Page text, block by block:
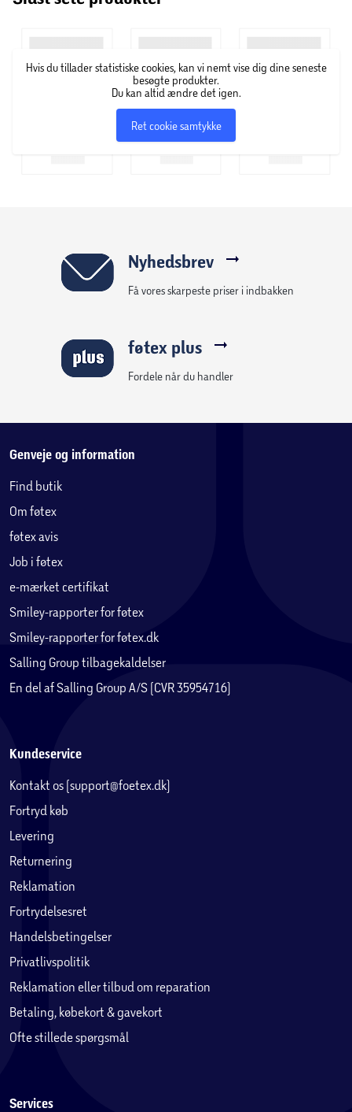
Hvis du tillader statistiske cookies, kan vi nemt vise dig dine seneste
besøgte produkter.
Du kan altid ændre det igen.
Ret cookie samtykke
Nyhedsbrev
Få vores skarpeste priser i indbakken
føtex plus
Fordele når du handler
Genveje og information
Find butik
Om føtex
føtex avis
Job i føtex
e-mærket certifikat
Smiley-rapporter for føtex
Smiley-rapporter for føtex.dk
Salling Group tilbagekaldelser
En del af Salling Group A/S (CVR 35954716)
Kundeservice
Kontakt os (support@foetex.dk)
Fortryd køb
Levering
Returnering
Reklamation
Fortrydelsesret
Handelsbetingelser
Privatlivspolitik
Reklamation eller tilbud om reparation
Betaling, købekort & gavekort
Ofte stillede spørgsmål
Services